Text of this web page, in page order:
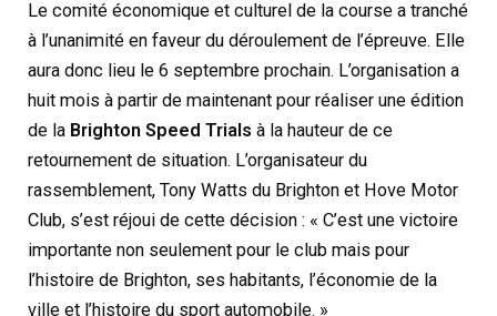
Le comité économique et culturel de la course a tranché
à l’unanimité en faveur du déroulement de l’épreuve. Elle
aura donc lieu le 6 septembre prochain. L’organisation a
huit mois à partir de maintenant pour réaliser une édition
de la Brighton Speed Trials à la hauteur de ce
retournement de situation. L’organisateur du
rassemblement, Tony Watts du Brighton et Hove Motor
Club, s’est réjoui de cette décision : « C’est une victoire
importante non seulement pour le club mais pour
l’histoire de Brighton, ses habitants, l’économie de la
ville et l’histoire du sport automobile. »